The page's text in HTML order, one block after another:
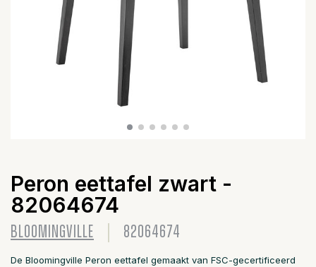
Peron eettafel zwart -
82064674
BLOOMINGVILLE 82064674
De Bloomingville Peron eettafel gemaakt van FSC-gecertificeerd